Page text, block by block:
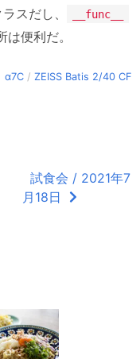
スだし、
__func__
便利だ。
α7C / ZEISS Batis 2/40 CF
試食会 / 2021年7
月18日